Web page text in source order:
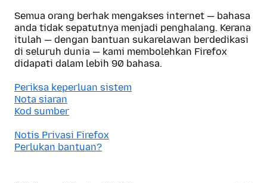
Semua orang berhak mengakses internet — bahasa
anda tidak sepatutnya menjadi penghalang. Kerana
itulah — dengan bantuan sukarelawan berdedikasi
di seluruh dunia — kami membolehkan Firefox
didapati dalam lebih 90 bahasa.
Periksa keperluan sistem
Nota siaran
Kod sumber
Notis Privasi Firefox
Perlukan bantuan?